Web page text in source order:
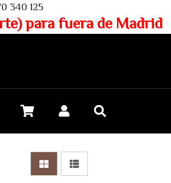
125
fuera de Madrid